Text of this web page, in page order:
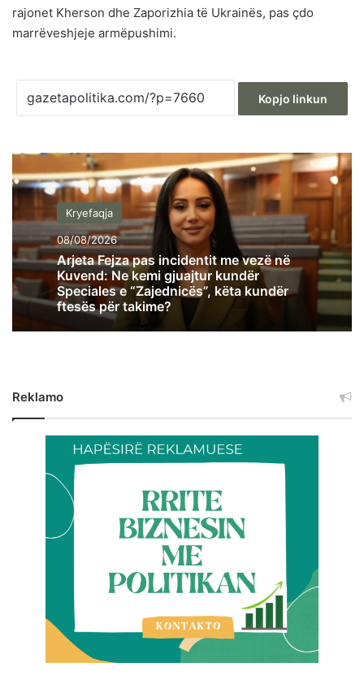
rajonet Kherson dhe Zaporizhia të Ukrainës, pas çdo
marrëveshjeje armëpushimi.
Kopjo linkun
Kryefaqja
08/08/2026
Arjeta Fejza pas incidentit me vezë në
Kuvend: Ne kemi gjuajtur kundër
Speciales e “Zajednicës”, këta kundër
ftesës për takime?
Reklamo